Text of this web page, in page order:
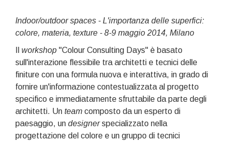
Indoor/outdoor spaces - L'importanza delle superfici:
colore, materia, texture - 8-9 maggio 2014, Milano
workshop "Colour Consulting Days" è basato
sull'interazione flessibile tra architetti e tecnici delle
finiture con una formula nuova e interattiva, in grado di
fornire un'informazione contestualizzata al progetto
specifico e immediatamente sfruttabile da parte degli
architetti. Un team composto da un esperto di
paesaggio, un designerspecializzato nella
progettazione del colore e un gruppo di tecnici